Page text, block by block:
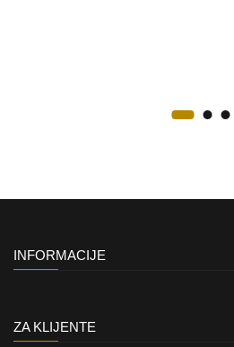
INFORMACIJE
ZA KLIJENTE